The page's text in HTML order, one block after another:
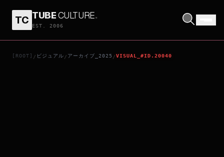
TC TUBECULTURE.
EST. 2006
[ROOT] / ビジュアル / アーカイブ_2025 /VISUAL_#ID.20040
私立探偵